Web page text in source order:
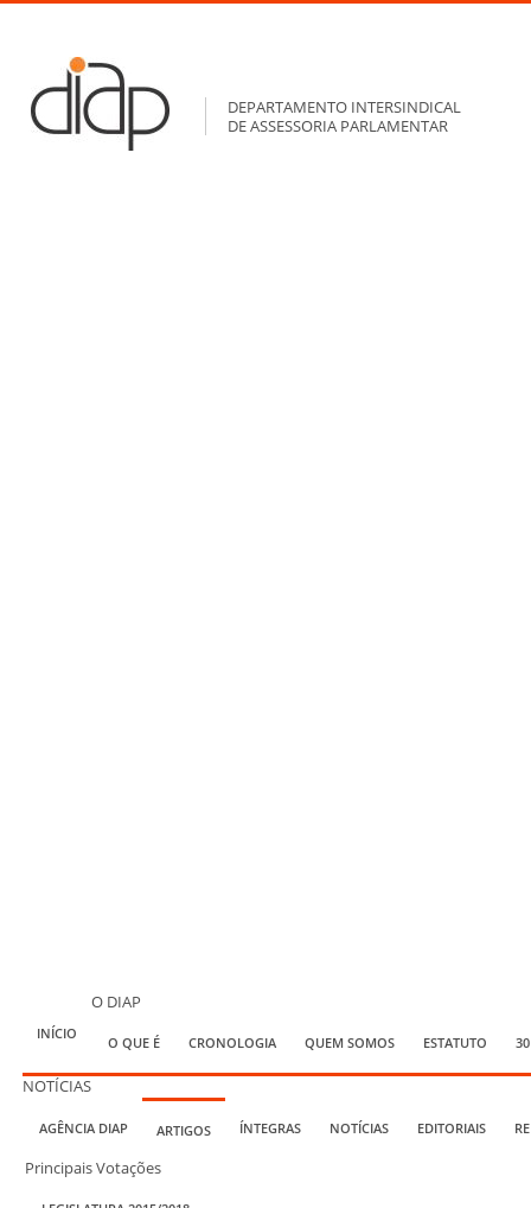
DEPARTAMENTO INTERSINDICAL
DE ASSESSORIA PARLAMENTAR
INÍCIO
O DIAP
O QUE É CRONOLOGIA QUEM SOMOS ESTATUTO
NOTÍCIAS
AGÊNCIA DIAP ARTIGOS ÍNTEGRAS NOTÍCIAS EDITORIAIS
Principais Votações